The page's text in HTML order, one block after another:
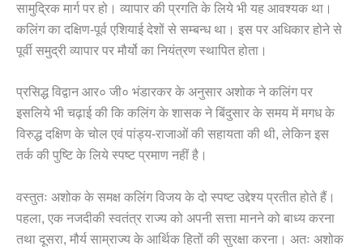
सामुद्रिक मार्ग पर हो। व्यापार की प्रगति के लिये भी यह आवश्यक था।
कलिंग का दक्षिण-पूर्व एशियाई देशों से सम्बन्ध था। इस पर अधिकार होने से
पूर्वी समुद्री व्यापार पर मौर्यो का नियंत्रण स्थापित होता।
प्रसिद्ध विद्वान आर० जी० भंडारकर के अनुसार अशोक ने कलिंग पर
इसलिये भी चढ़ाई की कि कलिंग के शासक ने बिंदुसार के समय में मगध के
विरुद्ध दक्षिण के चोल एवं पांड्य-राजाओं की सहायता की थी, लेकिन इस
तर्क की पुष्टि के लिये स्पष्ट प्रमाण नहीं है।
वस्तुतः अशोक के समक्ष कलिंग विजय के दो स्पष्ट उद्देश्य प्रतीत होते हैं।
पहला, एक नजदीकी स्वतंत्र राज्य को अपनी सत्ता मानने को बाध्य करना
तथा दूसरा, मौर्य साम्राज्य के आर्थिक हितों की सुरक्षा करना। अतः अशोक